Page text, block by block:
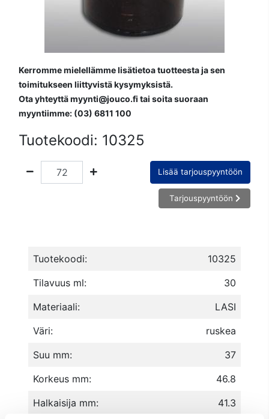
Kerromme mielellämme lisätietoa tuotteesta ja sen
toimitukseen liittyvistä kysymyksistä.
Ota yhteyttä myynti@jouco.fi tai soita suoraan
myyntiimme: (03) 6811 100
Tuotekoodi: 10325
Lisää tarjouspyyntöön
Tarjouspyyntöön
Tuotekoodi:
10325
Tilavuus ml:
30
Materiaali:
LASI
Väri:
ruskea
Suu mm:
37
Korkeus mm:
46.8
Halkaisija mm:
41.3